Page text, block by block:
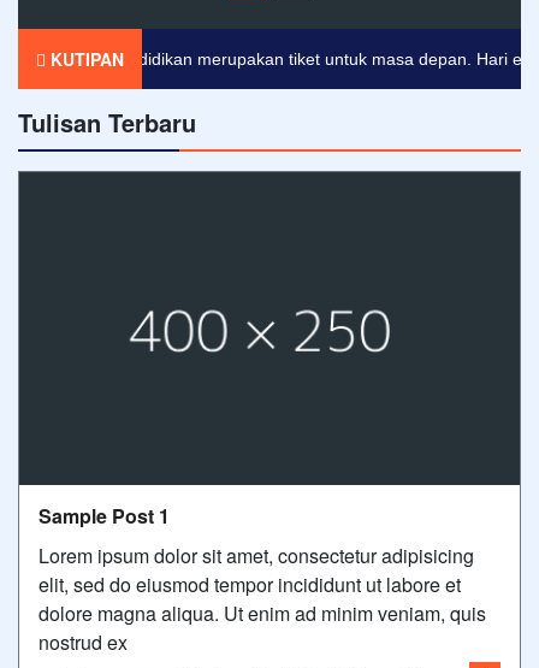
KUTIPAN
Pendidikan merupakan tiket untuk masa depan. Hari esok
Tulisan Terbaru
Sample Post 1
Lorem ipsum dolor sit amet, consectetur adipisicing
elit, sed do eiusmod tempor incididunt ut labore et
dolore magna aliqua. Ut enim ad minim veniam, quis
nostrud ex